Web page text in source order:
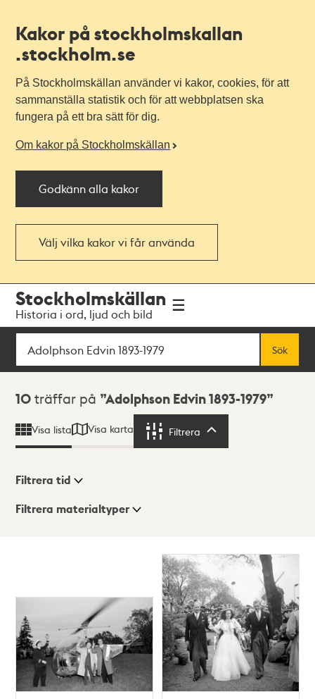
Kakor på stockholmskallan
.stockholm.se
På Stockholmskällan använder vi kakor, cookies, för att
sammanställa statistik och för att webbplatsen ska
fungera på ett bra sätt för dig.
Om kakor på Stockholmskällan
Godkänn alla kakor
Välj vilka kakor vi får använda
navigationen
huvudinnehållet
Stockholmskällan
Historia i ord, ljud och bild
Sök
Sök
Sökresultat
10 träffar på Adolphson Edvin 1893-1979
Visa lista Visa karta Filtrera
Visningsläge
Filtrera tid
Filtrera materialtyper